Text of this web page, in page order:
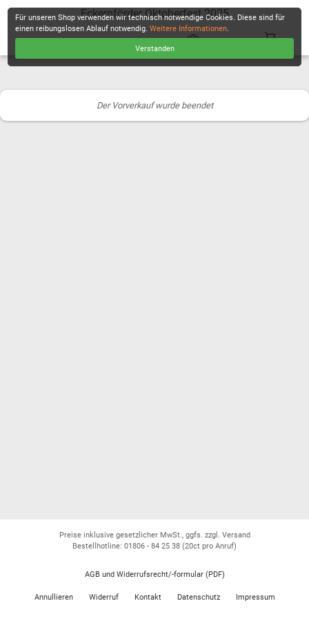
Eckernförder Oktoberfest 2025
Der Vorverkauf wurde beendet
Für unseren Shop verwenden wir technisch notwendige Cookies. Diese sind für
einen reibungslosen Ablauf notwendig.Weitere Informationen.
Verstanden
Preise inklusive gesetzlicher MwSt., ggfs. zzgl. Versand
Bestellhotline: 01806 - 84 25 38 (20ct pro Anruf)
AGB und Widerrufsrecht/-formular (PDF)
Annullieren Widerruf Kontakt Datenschutz Impressum